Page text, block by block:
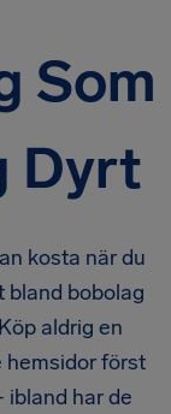
Som
Dyrt
kosta när du
bland bobolag
aldrig en
först
ibland har de